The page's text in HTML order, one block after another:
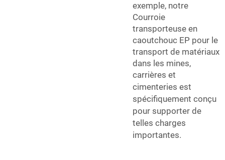
exemple, notre
Courroie
transporteuse en
caoutchouc EP pour le
transport de matériaux
dans les mines,
carrières et
cimenteries est
spécifiquement conçu
pour supporter de
telles charges
importantes.